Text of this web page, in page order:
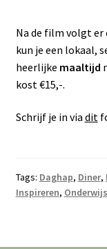
Na de film volgt er
kun je een lokaal,
heerlijke maaltijd
kost €15,-.
Schrijf je in via dit
Tags: Daghap, Diner,
Inspireren, Onderwijs